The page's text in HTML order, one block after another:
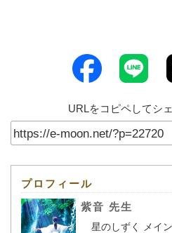
URLをコピペしてシ
プロフィール
紫音 先生
星のしずく メイ